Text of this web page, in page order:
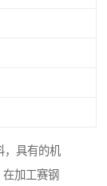
，具有的机
加工赛钢